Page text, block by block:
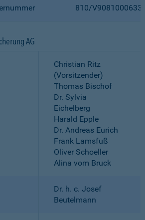
810/
AG
Christian Ritz
(Vorsitzender)
Thomas Bischof
Dr. Sylvia
Eichelberg
Harald Epple
Dr. Andreas Eurich
Frank Lamsfuß
Oliver Schoeller
Alina vom Bruck
Dr. h. c. Josef
Beutelmann